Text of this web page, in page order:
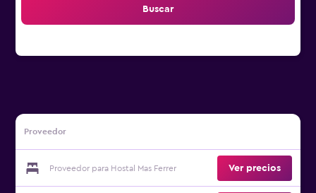
Buscar
Proveedor
Proveedor para Hostal Mas Ferrer Ver precios